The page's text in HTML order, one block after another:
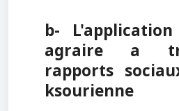
b-
agraire a
rapports
ksourienne